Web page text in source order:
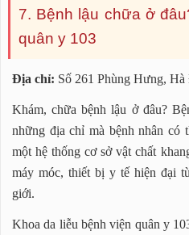
7. Bệnh lậu chữa ở
quân y 103
Địa chỉ: Số 261 Phùng Hưng,
Khám, chữa bệnh lậu ở đâu?
những địa chỉ mà bệnh nhân có
một hệ thống cơ sở vật chất
máy móc, thiết bị y tế hiện đại
giới.
Khoa da liễu bệnh viện quân y